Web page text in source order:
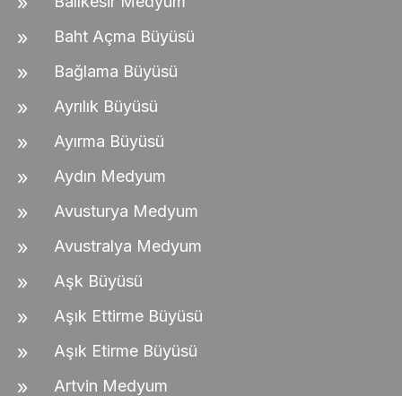
Baht Açma Büyüsü
Bağlama Büyüsü
Ayrılık Büyüsü
Ayırma Büyüsü
Aydın Medyum
Avusturya Medyum
Avustralya Medyum
Aşk Büyüsü
Aşık Ettirme Büyüsü
Aşık Etirme Büyüsü
Artvin Medyum